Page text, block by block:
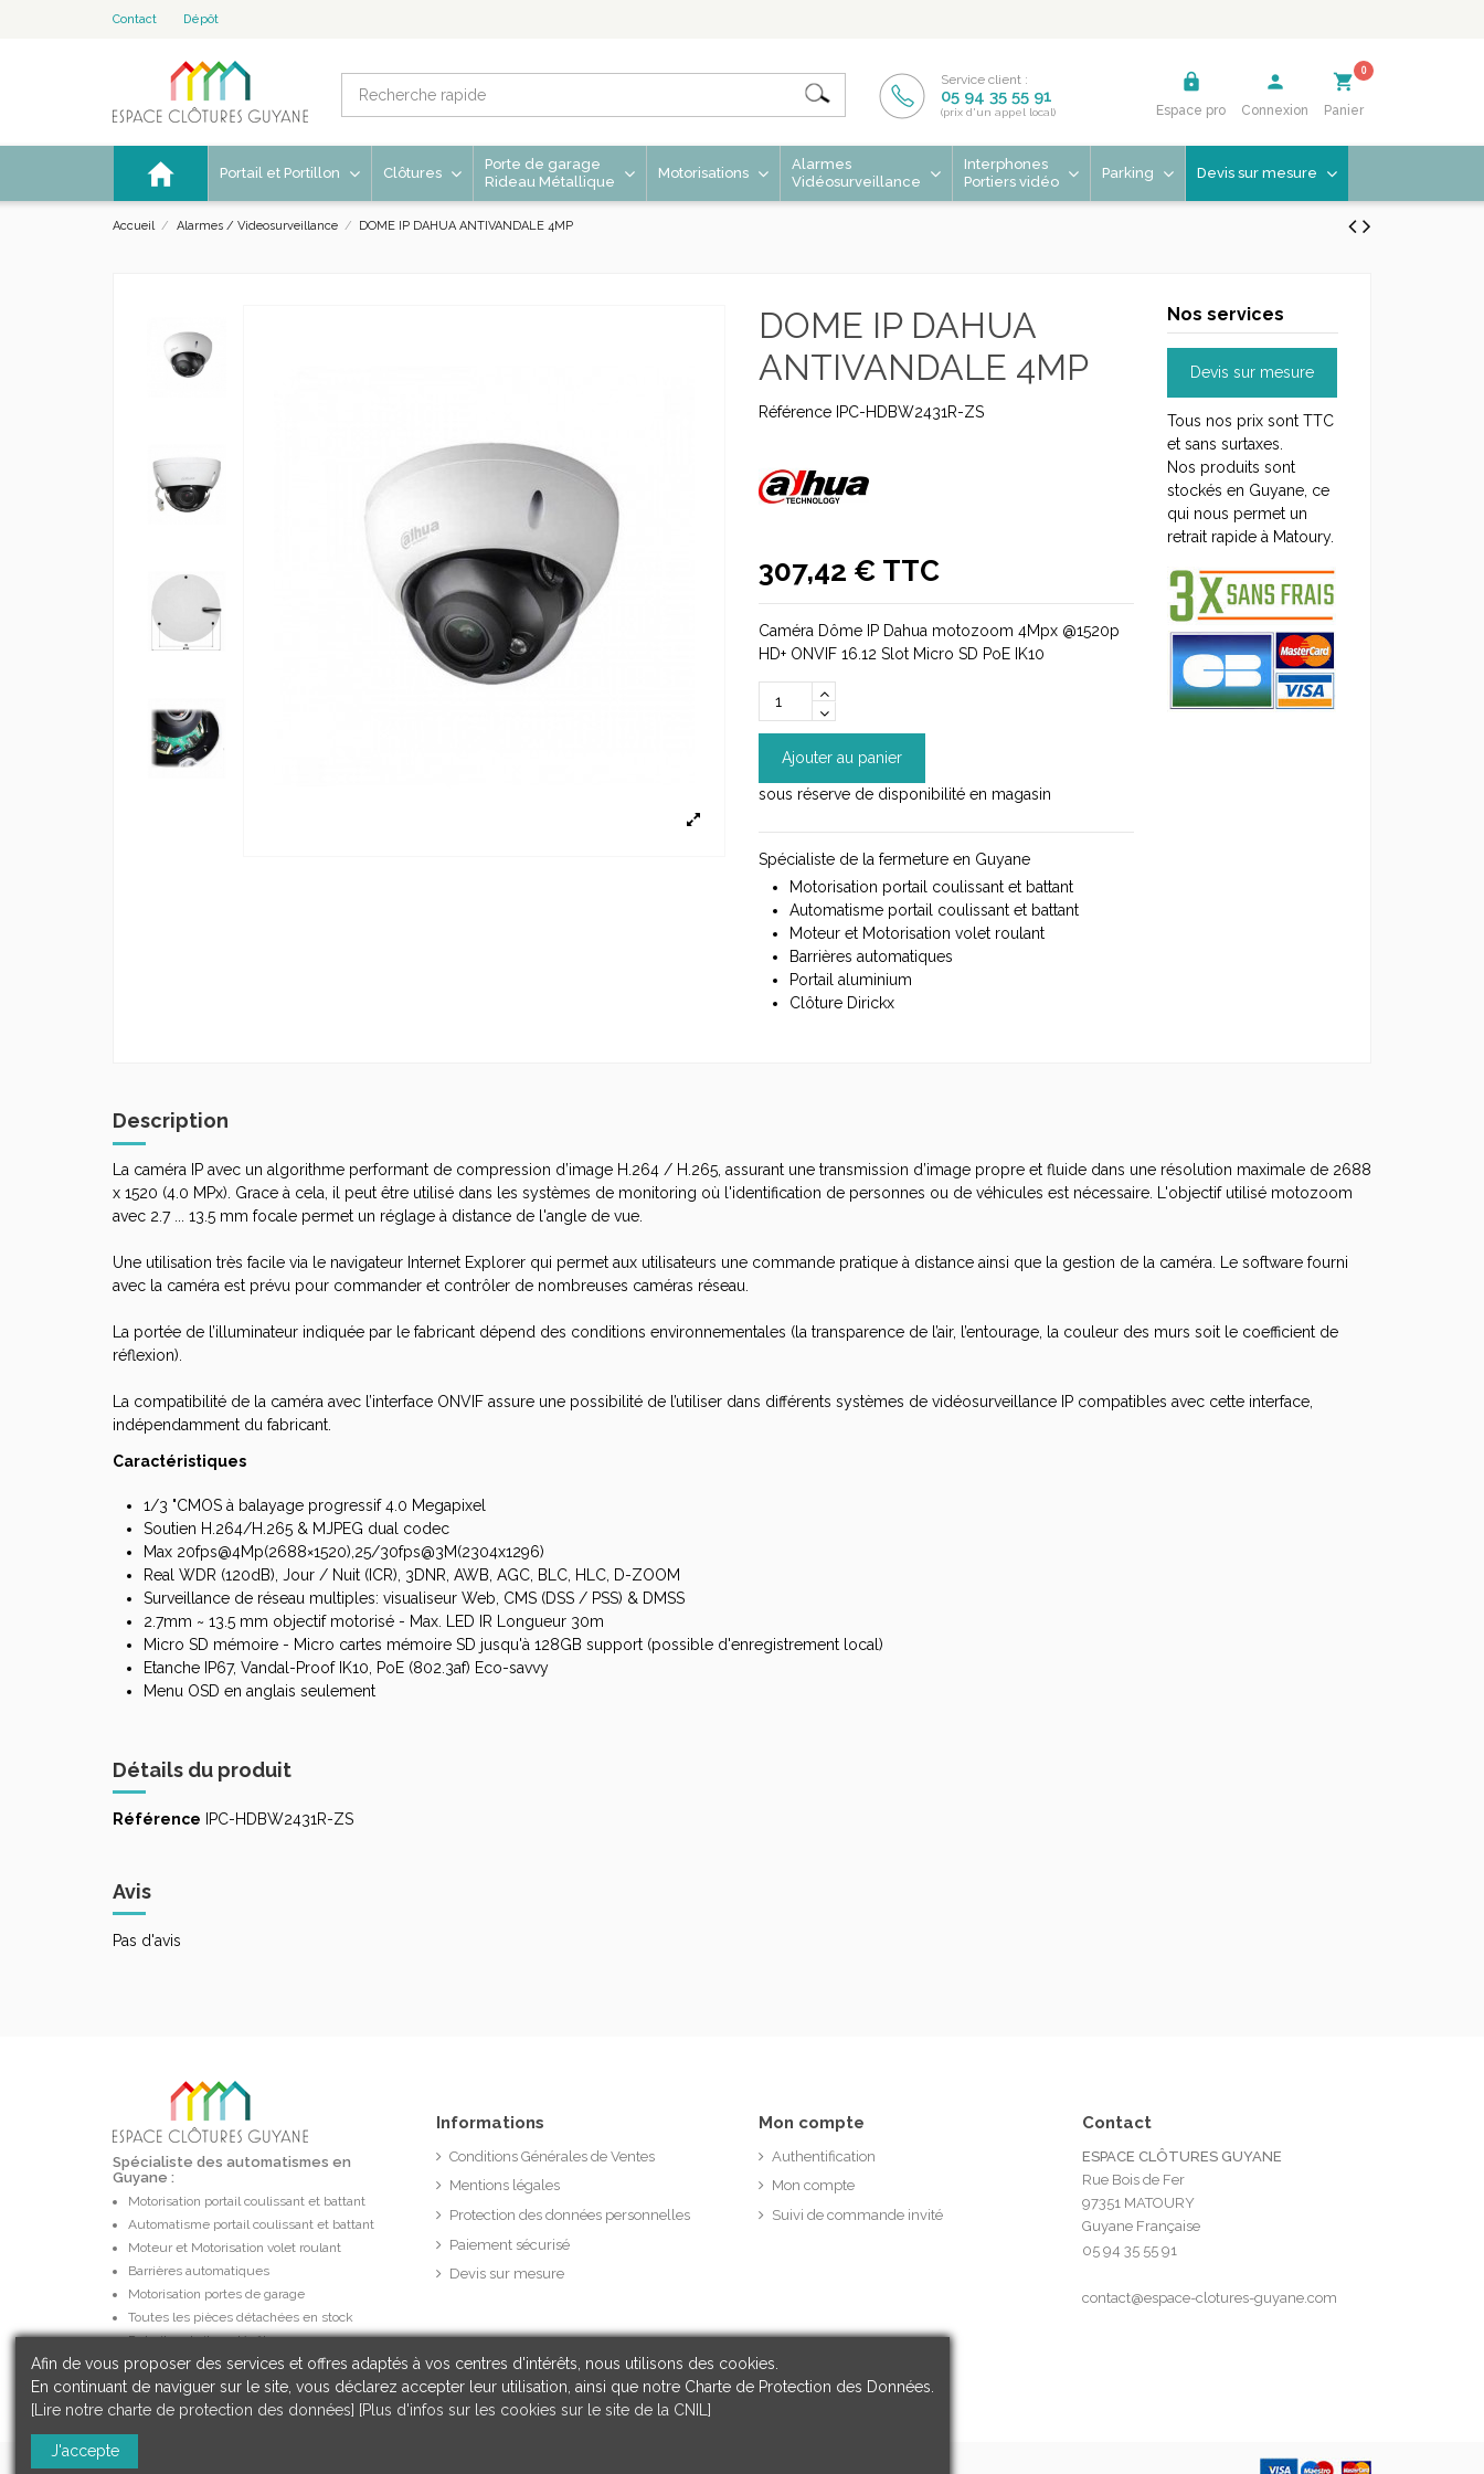
Contact Dépôt
Service client :
05 94 35 55 91
(prix d'un appel local)
lock
Espace pro
person
Connexion
shopping_cart
0
Panier
Portail et Portillon Clôtures
Porte de garage
Rideau Métallique
Motorisations
Alarmes
Vidéosurveillance
Interphones
Portiers vidéo
Parking Devis sur mesure
Accueil Alarmes / Videosurveillance DOME IP DAHUA ANTIVANDALE 4MP
DOME IP DAHUA
ANTIVANDALE 4MP
Référence IPC-HDBW2431R-ZS
307,42 € TTC
Caméra Dôme IP Dahua motozoom 4Mpx @1520p
HD+ ONVIF 16.12 Slot Micro SD PoE IK10
Ajouter au panier
sous réserve de disponibilité en magasin
Spécialiste de la fermeture en Guyane
Motorisation portail coulissant et battant
Automatisme portail coulissant et battant
Moteur et Motorisation volet roulant
Barrières automatiques
Portail aluminium
Clôture Dirickx
Nos services
Devis sur mesure
Tous nos prix sont TTC
et sans surtaxes.
Nos produits sont
stockés en Guyane, ce
qui nous permet un
retrait rapide à Matoury.
Description
La caméra IP avec un algorithme performant de compression d’image H.264 / H.265, assurant une transmission d’image propre et fluide dans une résolution maximale de 2688
x 1520 (4.0 MPx). Grace à cela, il peut être utilisé dans les systèmes de monitoring où l'identification de personnes ou de véhicules est nécessaire. L'objectif utilisé motozoom
avec 2.7 ... 13.5 mm focale permet un réglage à distance de l'angle de vue.
Une utilisation très facile via le navigateur Internet Explorer qui permet aux utilisateurs une commande pratique à distance ainsi que la gestion de la caméra. Le software fourni
avec la caméra est prévu pour commander et contrôler de nombreuses caméras réseau.
La portée de l’illuminateur indiquée par le fabricant dépend des conditions environnementales (la transparence de l’air, l’entourage, la couleur des murs soit le coefficient de
réflexion).
La compatibilité de la caméra avec l’interface ONVIF assure une possibilité de l’utiliser dans différents systèmes de vidéosurveillance IP compatibles avec cette interface,
indépendamment du fabricant.
Caractéristiques
1/3 "CMOS à balayage progressif 4.0 Megapixel
Soutien H.264/H.265 & MJPEG dual codec
Max 20fps@4Mp(2688×1520),25/30fps@3M(2304x1296)
Real WDR (120dB), Jour / Nuit (ICR), 3DNR, AWB, AGC, BLC, HLC, D-ZOOM
Surveillance de réseau multiples: visualiseur Web, CMS (DSS / PSS) & DMSS
2.7mm ~ 13.5 mm objectif motorisé - Max. LED IR Longueur 30m
Micro SD mémoire - Micro cartes mémoire SD jusqu'à 128GB support (possible d'enregistrement local)
Etanche IP67, Vandal-Proof IK10, PoE (802.3af) Eco-savvy
Menu OSD en anglais seulement
Détails du produit
Référence IPC-HDBW2431R-ZS
Avis
Pas d'avis
Spécialiste des automatismes en
Guyane :
Motorisation portail coulissant et battant
Automatisme portail coulissant et battant
Moteur et Motorisation volet roulant
Barrières automatiques
Motorisation portes de garage
Toutes les pièces détachées en stock
Retrait gratuit au dépôt
Réseau d'installateurs dédiés
Informations
Conditions Générales de Ventes
Mentions légales
Protection des données personnelles
Paiement sécurisé
Devis sur mesure
Mon compte
Authentification
Mon compte
Suivi de commande invité
Contact
ESPACE CLÔTURES GUYANE
Rue Bois de Fer
97351 MATOURY
Guyane Française
05 94 35 55 91
contact@espace-clotures-guyane.com
© 2021 Espace Clôtures Guyane - Tous droits réservés
Afin de vous proposer des services et offres adaptés à vos centres d'intérêts, nous utilisons des cookies.
En continuant de naviguer sur le site, vous déclarez accepter leur utilisation, ainsi que notre Charte de Protection des Données.
[Lire notre charte de protection des données] [Plus d'infos sur les cookies sur le site de la CNIL]
J'accepte